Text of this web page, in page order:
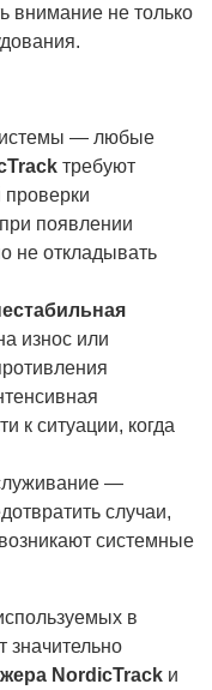
внимание не только
— любые
требуют
появлении
не откладывать
износ или
к ситуации, когда
—
случаи,
системные
в
значительно
NordicTrack и